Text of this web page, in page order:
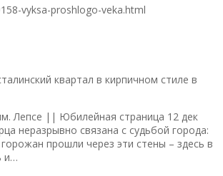
vyksa-proshlogo-veka.html
квартал в кирпичном стиле в
Лепсе || Юбилейная страница 12 дек
неразрывно связана с судьбой города:
прошли через эти стены – здесь в
и…